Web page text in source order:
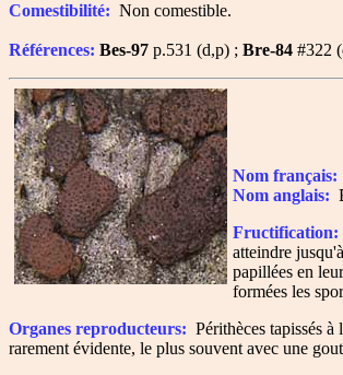
Comestibilité: Non comestible.
Références: Bes-97 p.531 (d,p) ; Bre-84 #322
Nom français:
Nom anglais:
Fructification:
atteindre
papillées en
formées les
Organes reproducteurs: Périthèces tapissés
rarement évidente, le plus souvent avec une